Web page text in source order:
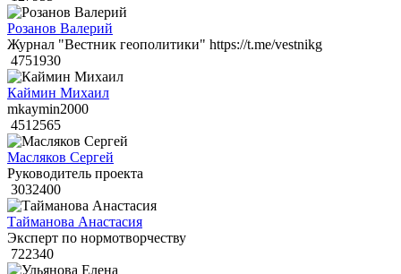
Розанов Валерий
Журнал "Вестник геополитики" https://t.me/vestnikg
4751930
Каймин Михаил
mkaymin2000
4512565
Масляков Сергей
Руководитель проекта
3032400
Тайманова Анастасия
Эксперт по нормотворчеству
722340